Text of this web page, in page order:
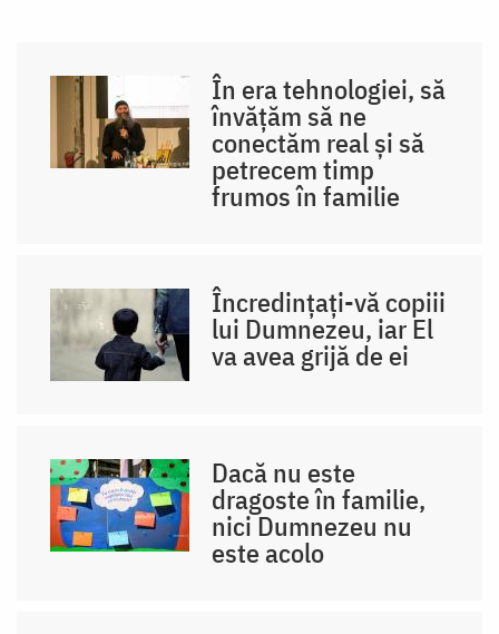
În era tehnologiei, să
învățăm să ne
conectăm real și să
petrecem timp
frumos în familie
Încredințați-vă copiii
lui Dumnezeu, iar El
va avea grijă de ei
Dacă nu este
dragoste în familie,
nici Dumnezeu nu
este acolo